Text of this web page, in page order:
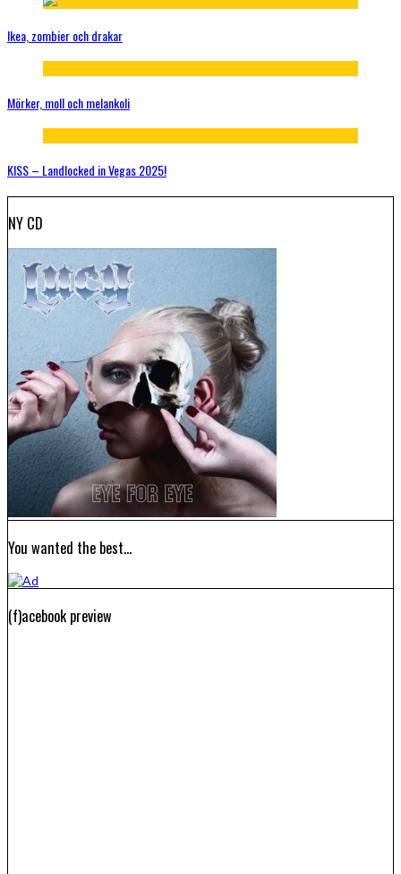
Ikea, zombier och drakar
Mörker, moll och melankoli
KISS – Landlocked in Vegas 2025!
NY CD
You wanted the best…
(f)acebook preview